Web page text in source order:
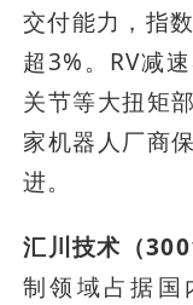
交付能力，指
超3%。RV减
关节等大扭矩
家机器人厂商
进。
汇川技术（
制领域占据国